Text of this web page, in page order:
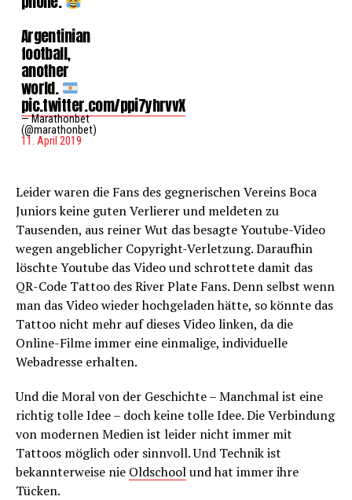
Argentinian
football,
another
world.
pic.twitter.com/ppi7yhrvvX
— Marathonbet
(@marathonbet)
11. April 2019
Leider waren die Fans des gegnerischen Vereins Boca
Juniors keine guten Verlierer und meldeten zu
Tausenden, aus reiner Wut das besagte Youtube-Video
wegen angeblicher Copyright-Verletzung. Daraufhin
löschte Youtube das Video und schrottete damit das
QR-Code Tattoo des River Plate Fans. Denn selbst wenn
man das Video wieder hochgeladen hätte, so könnte das
Tattoo nicht mehr auf dieses Video linken, da die
Online-Filme immer eine einmalige, individuelle
Webadresse erhalten.
Und die Moral von der Geschichte – Manchmal ist eine
richtig tolle Idee – doch keine tolle Idee. Die Verbindung
von modernen Medien ist leider nicht immer mit
Tattoos möglich oder sinnvoll. Und Technik ist
bekannterweise nie Oldschoolund hat immer ihre
Tücken.